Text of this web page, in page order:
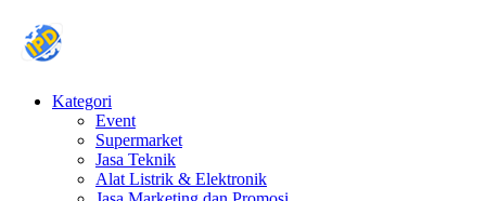
Kategori
Event
Supermarket
Jasa Teknik
Alat Listrik & Elektronik